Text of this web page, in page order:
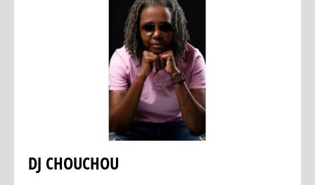
DJ CHOUCHOU